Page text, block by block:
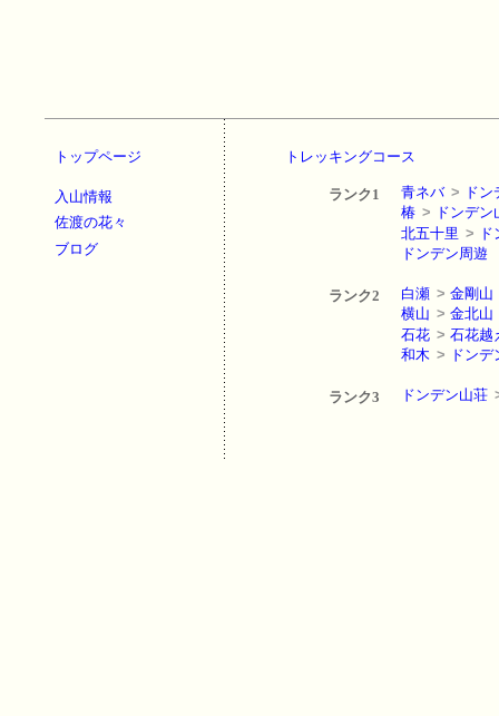
トップページ
入山情報
佐渡の花々
ブログ
トレッキングコース
ランク1 青ネバ > ド
椿 > ドンデン
北五十里 >
ドンデン周遊
ランク2 白瀬 > 金剛山
横山 > 金北山
石花 > 石花越
和木 > ドンデ
ランク3 ドンデン山荘